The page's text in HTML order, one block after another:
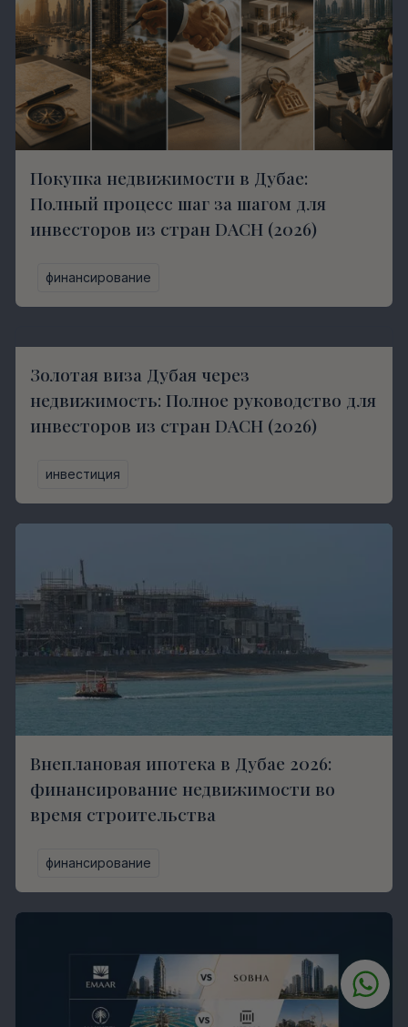
Покупка недвижимости в Дубае:
Полный процесс шаг за шагом для
инвесторов из стран DACH (2026)
финансирование
Золотая виза Дубая через
недвижимость: Полное руководство для
инвесторов из стран DACH (2026)
инвестиция
Внеплановая ипотека в Дубае 2026:
финансирование недвижимости во
время строительства
финансирование